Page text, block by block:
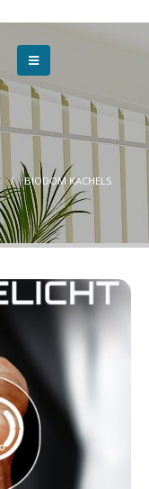
BIODOM KACHELS